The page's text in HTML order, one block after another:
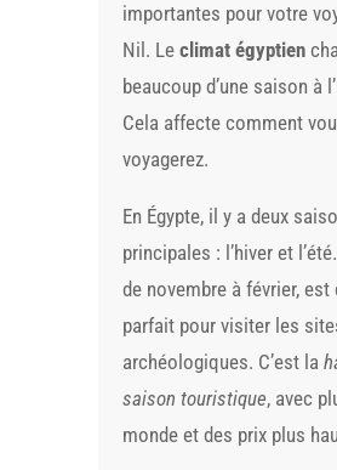
importantes pour votre
Nil. Leclimat égyptien
beaucoup d’une saison à
Cela affecte comment
voyagerez.
En Égypte, il y a deux
principales : l’hiver et
de novembre à février, est
parfait pour visiter les
archéologiques. C’est la
saison touristique, avec
monde et des prix plus